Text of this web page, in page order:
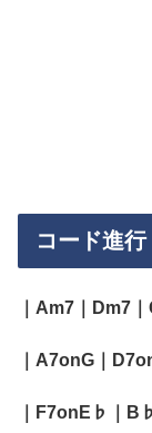
コード進行
｜Am7｜Dm7
｜A7onG｜
｜F7onE♭｜